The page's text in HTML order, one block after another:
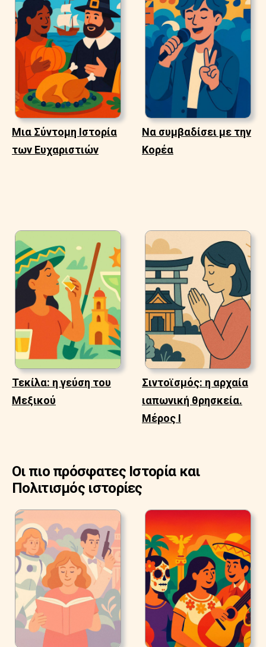
Μια Σύντομη Ιστορία
των Ευχαριστιών
Να συμβαδίσει με την
Κορέα
Τεκίλα: η γεύση του
Μεξικού
Σιντοϊσμός: η αρχαία
ιαπωνική θρησκεία.
Μέρος Ι
Οι πιο πρόσφατες Ιστορία και
Πολιτισμός ιστορίες